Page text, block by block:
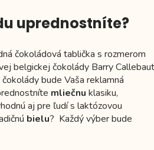
uprednostníte?
čokoládová tablička s rozmerom
belgickej čokolády Barry
bude Vaša reklamná
mliečnu klasiku,
aj pre ľudí s laktózovou
bielu? Každý výber bude